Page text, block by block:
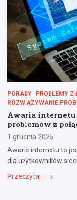
PORADY PROBLEMY Z
ROZWIĄZYWANIE
Awaria
problemów z
1 grudnia 2025
Awarie internetu to
dla użytkowników
Przeczytaj